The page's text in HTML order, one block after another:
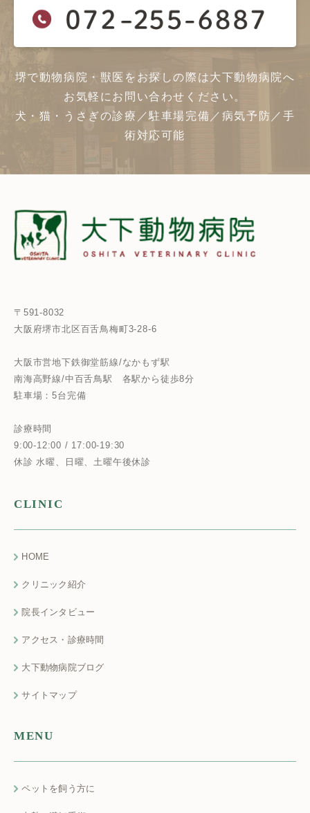
堺で動物病院・獣医をお探しの際は大下動物病院へ
お気軽にお問い合わせください。
犬・猫・うさぎの診療／駐車場完備／病気予防／手
術対応可能
〒591-8032
大阪府堺市北区百舌鳥梅町3-28-6
大阪市営地下鉄御堂筋線/なかもず駅
南海高野線/中百舌鳥駅 各駅から徒歩8分
駐車場：5台完備
診療時間
9:00-12:00 / 17:00-19:30
休診 水曜、日曜、土曜午後休診
CLINIC
HOME
クリニック紹介
院長インタビュー
アクセス・診療時間
大下動物病院ブログ
サイトマップ
MENU
ペットを飼う方に